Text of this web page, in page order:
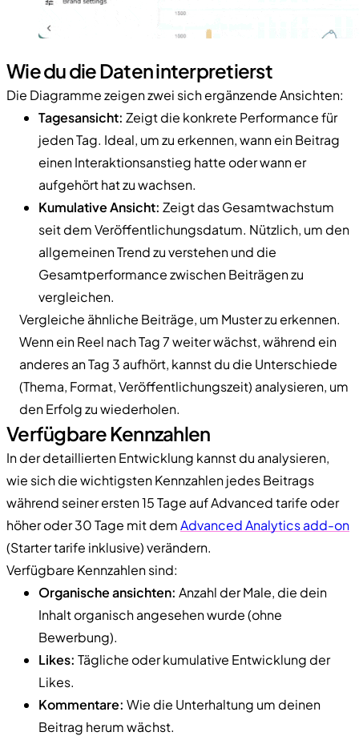
Wie du die Daten interpretierst
Die Diagramme zeigen zwei sich ergänzende Ansichten:
Tagesansicht: Zeigt die konkrete Performance für
jeden Tag. Ideal, um zu erkennen, wann ein Beitrag
einen Interaktionsanstieg hatte oder wann er
aufgehört hat zu wachsen.
Kumulative Ansicht: Zeigt das Gesamtwachstum
seit dem Veröffentlichungsdatum. Nützlich, um den
allgemeinen Trend zu verstehen und die
Gesamtperformance zwischen Beiträgen zu
vergleichen.
Vergleiche ähnliche Beiträge, um Muster zu erkennen.
Wenn ein Reel nach Tag 7 weiter wächst, während ein
anderes an Tag 3 aufhört, kannst du die Unterschiede
(Thema, Format, Veröffentlichungszeit) analysieren, um
den Erfolg zu wiederholen.
Verfügbare Kennzahlen
In der detaillierten Entwicklung kannst du analysieren,
wie sich die wichtigsten Kennzahlen jedes Beitrags
während seiner ersten 15 Tage auf Advanced tarife oder
höher oder 30 Tage mit demAdvanced Analytics add-on
(Starter tarife inklusive) verändern.
Verfügbare Kennzahlen sind:
Organische ansichten: Anzahl der Male, die dein
Inhalt organisch angesehen wurde (ohne
Bewerbung).
Likes: Tägliche oder kumulative Entwicklung der
Likes.
Kommentare: Wie die Unterhaltung um deinen
Beitrag herum wächst.